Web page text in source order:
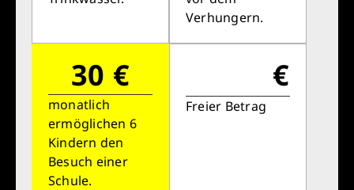
Verhungern.
30 €
monatlich
ermöglichen 6
Kindern den
Besuch einer
Schule.
€
Freier Betrag